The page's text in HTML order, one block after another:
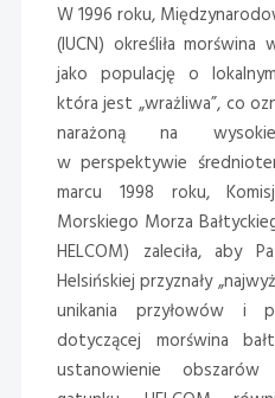
W 1996 roku,
(IUCN) określiła
jako populację o
która jest „wrażliwa”, co
narażoną na
w perspektywie
marcu 1998 roku,
Morskiego Morza
HELCOM) zaleciła, aby
Helsińskiej przyznały
unikania przyłowów i
dotyczącej morświna
ustanowienie